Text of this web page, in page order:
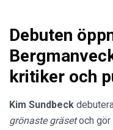
Debuten
kritiker och
Kim Sundbeck
grönaste gräsetoch gör